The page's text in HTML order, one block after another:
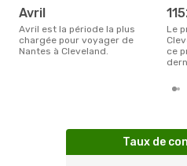
avril
avril est la période la plus
chargée pour voyager de
Nantes à Cleveland.
Le prix moyen d'un billet Nantes
ce
Taux de